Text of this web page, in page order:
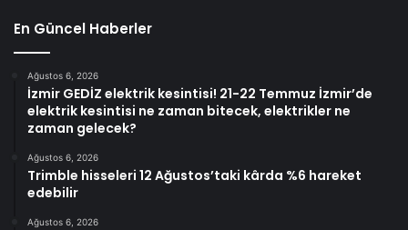
En Güncel Haberler
Ağustos 6, 2026
İzmir GEDİZ elektrik kesintisi! 21-22 Temmuz İzmir’de
elektrik kesintisi ne zaman bitecek, elektrikler ne
zaman gelecek?
Ağustos 6, 2026
Trimble hisseleri 12 Ağustos’taki kârda %6 hareket
edebilir
Ağustos 6, 2026